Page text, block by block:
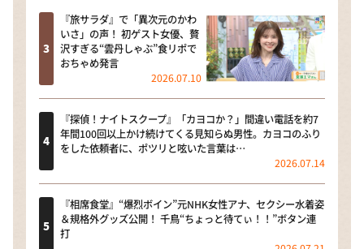
『旅サラダ』で「異次元のかわ
いさ」の声！ 初ゲスト女優、贅
沢すぎる“雲丹しゃぶ”食リポで
おちゃめ発言
2026.07.10
『探偵！ナイトスクープ』「カヨコか？」間違い電話を約7
年間100回以上かけ続けてくる見知らぬ男性。カヨコのふり
をした依頼者に、ポツリと呟いた言葉は…
2026.07.14
『相席食堂』“爆烈ボイン”元NHK女性アナ、セクシー水着姿
＆規格外グッズ公開！ 千鳥“ちょっと待てぃ！！”ボタン連
打